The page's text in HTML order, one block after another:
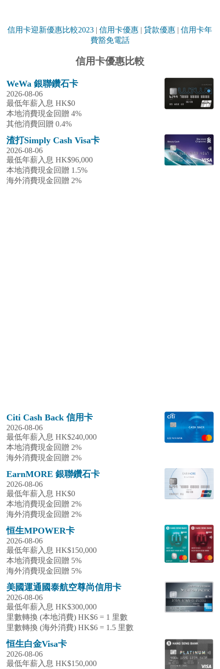
信用卡迎新優惠比較2023 |信用卡優惠 |貸款優惠 |信用卡年
費豁免電話
信用卡優惠比較
WeWa 銀聯鑽石卡
2026-08-06
最低年薪入息 HK$0
本地消費現金回贈 4%
其他消費回贈 0.4%
渣打Simply Cash Visa卡
2026-08-06
最低年薪入息 HK$96,000
本地消費現金回贈 1.5%
海外消費現金回贈 2%
Citi Cash Back 信用卡
2026-08-06
最低年薪入息 HK$240,000
本地消費現金回贈 2%
海外消費現金回贈 2%
EarnMORE 銀聯鑽石卡
2026-08-06
最低年薪入息 HK$0
本地消費現金回贈 2%
海外消費現金回贈 2%
恒生MPOWER卡
2026-08-06
最低年薪入息 HK$150,000
本地消費現金回贈 5%
海外消費現金回贈 5%
美國運通國泰航空尊尚信用卡
2026-08-06
最低年薪入息 HK$300,000
里數轉換 (本地消費) HK$6 = 1 里數
里數轉換 (海外消費) HK$6 = 1.5 里數
恒生白金Visa卡
2026-08-06
最低年薪入息 HK$150,000